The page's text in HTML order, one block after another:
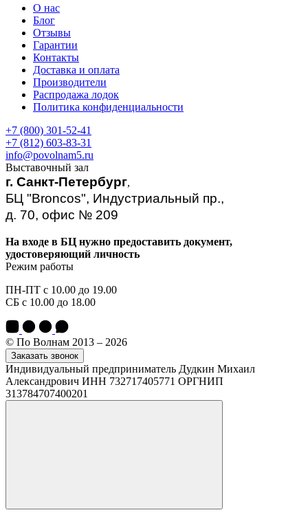
О нас
Блог
Отзывы
Гарантии
Контакты
Доставка и оплата
Производители
Распродажа лодок
Политика конфиденциальности
+7 (800) 301-52-41
+7 (812) 603-83-31
info@povolnam5.ru
Выставочный зал
г. Санкт-Петербург,
БЦ "Broncos", Индустриальный пр.,
д. 70, офис № 209
На входе в БЦ нужно предоставить документ,
удостоверяющий личность
Режим работы
ПН-ПТ с 10.00 до 19.00
СБ с 10.00 до 18.00
© По Волнам 2013 – 2026
Заказать звонок
Индивидуальный предприниматель Дудкин Михаил
Александрович ИНН 732717405771 ОРГНИП
313784707400201